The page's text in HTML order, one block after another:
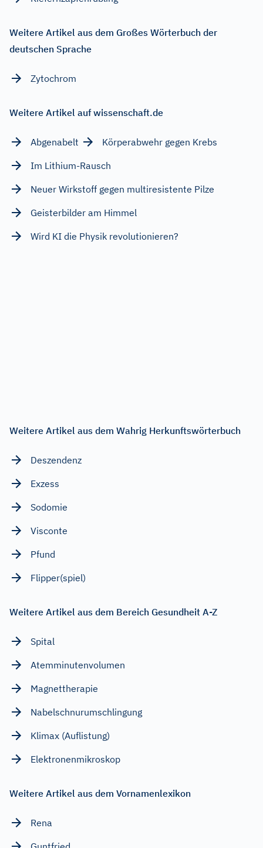
Weitere Artikel aus dem Großes Wörterbuch der
deutschen Sprache
Zytochrom
Weitere Artikel auf wissenschaft.de
Abgenabelt
Körperabwehr gegen Krebs
Im Lithium-Rausch
Neuer Wirkstoff gegen multiresistente Pilze
Geisterbilder am Himmel
Wird KI die Physik revolutionieren?
Weitere Artikel aus dem Wahrig Herkunftswörterbuch
Deszendenz
Exzess
Sodomie
Visconte
Pfund
Flipper(spiel)
Weitere Artikel aus dem Bereich Gesundheit A-Z
Spital
Atemminutenvolumen
Magnettherapie
Nabelschnurumschlingung
Klimax (Auflistung)
Elektronenmikroskop
Weitere Artikel aus dem Vornamenlexikon
Rena